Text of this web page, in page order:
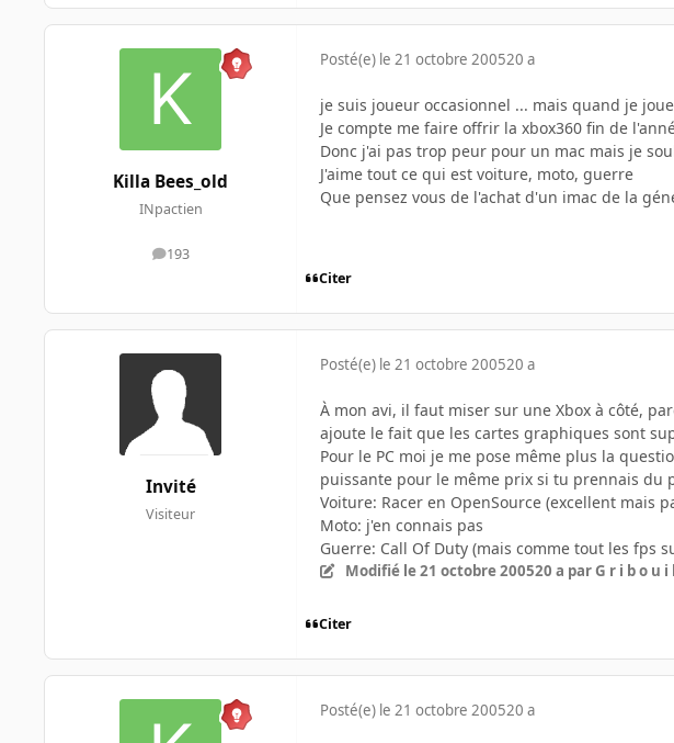
Killa Bees_old
INpactien
193
messages
Posté(e) le 21 octobre 200520 a
je suis joueur occasionnel ... mais quand je
Je compte me faire offrir la xbox360 fin de
Donc j'ai pas trop peur pour un mac mais je
J'aime tout ce qui est voiture, moto, guerre
Que pensez vous de l'achat d'un imac de la
Citer
Invité
Visiteur
Posté(e) le 21 octobre 200520 a
À mon avi, il faut miser sur une Xbox à côté,
ajoute le fait que les cartes graphiques sont
Pour le PC moi je me pose même plus la
puissante pour le même prix si tu prennais du
Voiture: Racer en OpenSource (excellent mais
Moto: j'en connais pas
Guerre: Call Of Duty (mais comme tout les fps
Modifié le 21 octobre 200520 a par G r i b o u i
Citer
Posté(e) le 21 octobre 200520 a